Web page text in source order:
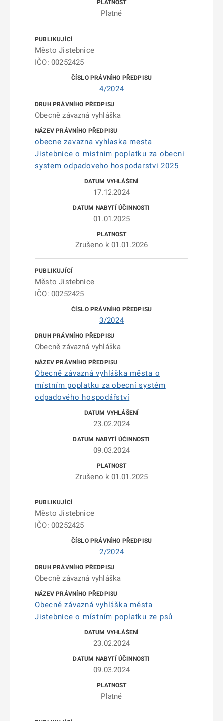
Platné
Město Jistebnice
IČO: 00252425
4/2024
Obecně závazná vyhláška
obecne zavazna vyhlaska mesta
Jistebnice o mistnim poplatku za obecni
system odpadoveho hospodarstvi 2025
17.12.2024
01.01.2025
Zrušeno k 01.01.2026
Město Jistebnice
IČO: 00252425
3/2024
Obecně závazná vyhláška
Obecně závazná vyhláška města o
místním poplatku za obecní systém
odpadového hospodářství
23.02.2024
09.03.2024
Zrušeno k 01.01.2025
Město Jistebnice
IČO: 00252425
2/2024
Obecně závazná vyhláška
Obecně závazná vyhláška města
Jistebnice o místním poplatku ze psů
23.02.2024
09.03.2024
Platné